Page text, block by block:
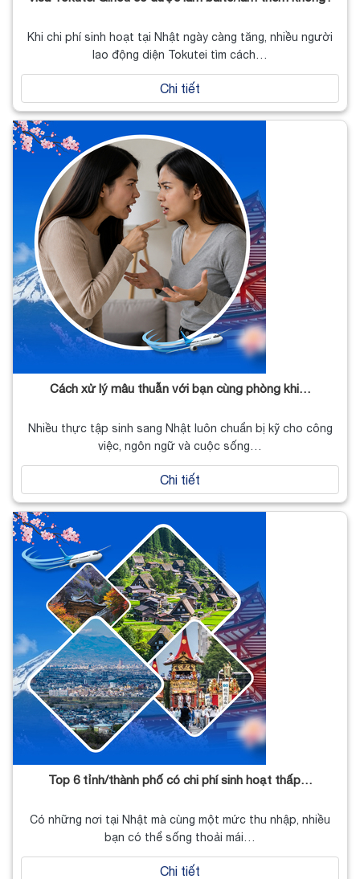
Khi chi phí sinh hoạt tại Nhật ngày càng tăng, nhiều người
lao động diện Tokutei tìm cách…
Chi tiết
Cách xử lý mâu thuẫn với bạn cùng phòng khi…
Nhiều thực tập sinh sang Nhật luôn chuẩn bị kỹ cho công
việc, ngôn ngữ và cuộc sống…
Chi tiết
Top 6 tỉnh/thành phố có chi phí sinh hoạt thấp…
Có những nơi tại Nhật mà cùng một mức thu nhập, nhiều
bạn có thể sống thoải mái…
Chi tiết